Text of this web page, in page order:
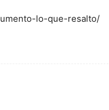
lo-que-resalto/